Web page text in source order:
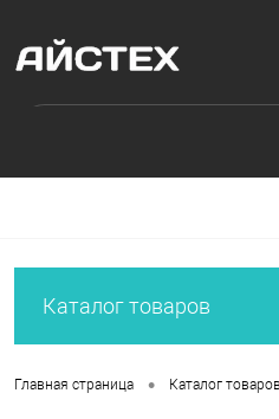
Каталог товаров
Главная страница • Каталог товаров